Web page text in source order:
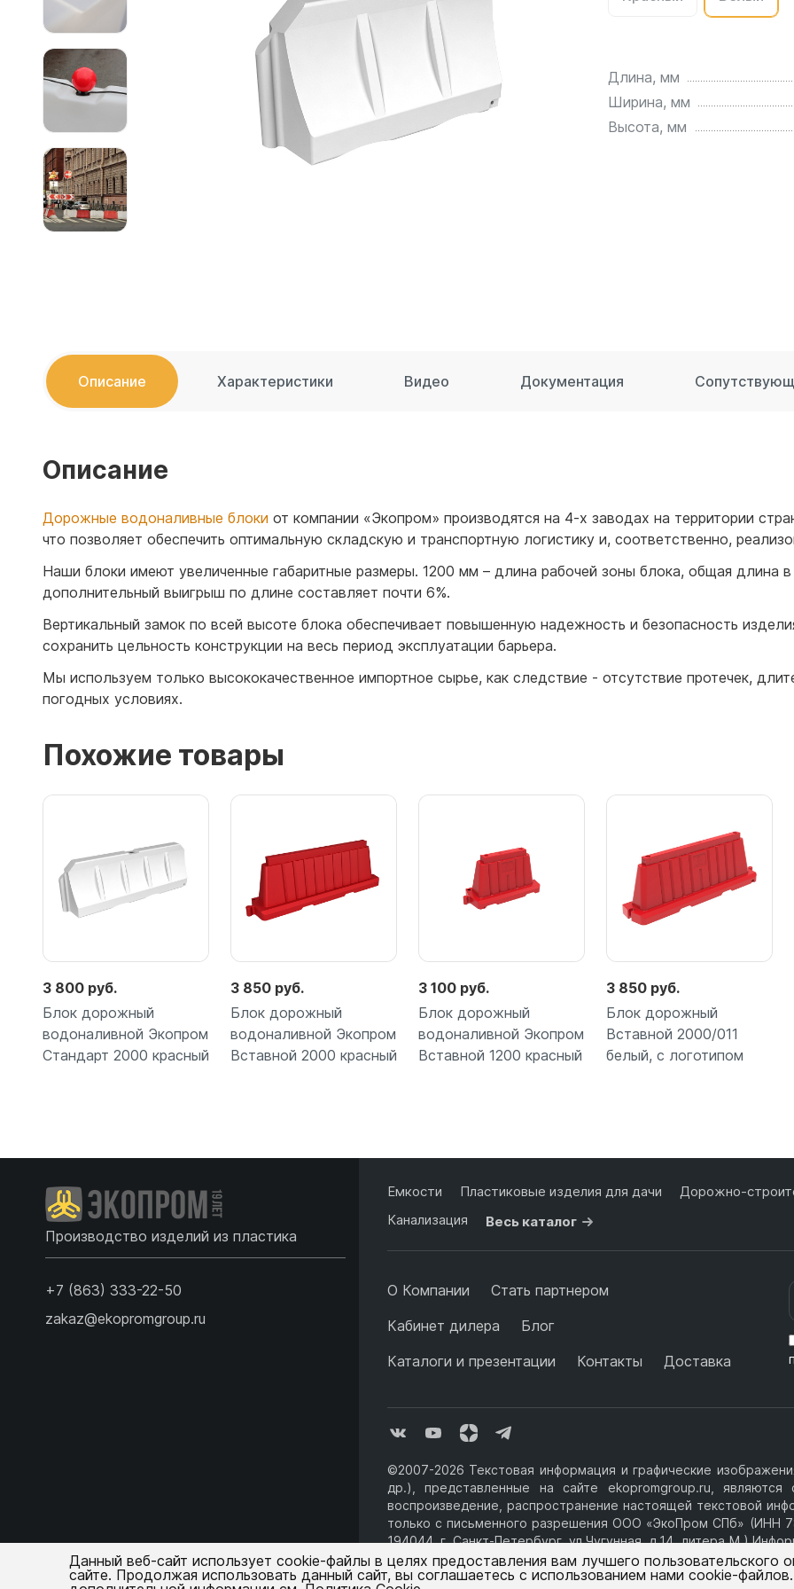
Емкости для воды 4500 литров
Емкости для воды 4000 литров
Емкости для воды 3000 литров
Емкости для воды 2500 литров
Емкости для воды 2000 литров
Емкости для воды 1500 литров
Емкости для воды 1000 литров
Емкости для воды 75 литров
ЦКТ для ферментации
Длина, мм
Ширина, мм
Высота, мм
Описание Характеристики Видео Документация
Описание
Дорожные водоналивные блоки от компании «Экопром» производятся на 4-х заводах на территории
что позволяет обеспечить оптимальную складскую и транспортную логистику и, соответственно,
Наши блоки имеют увеличенные габаритные размеры. 1200 мм – длина рабочей зоны блока, общая длина
дополнительный выигрыш по длине составляет почти 6%.
Вертикальный замок по всей высоте блока обеспечивает повышенную надежность и безопасность
сохранить цельность конструкции на весь период эксплуатации барьера.
Мы используем только высококачественное импортное сырье, как следствие - отсутствие протечек,
погодных условиях.
Похожие товары
3 800 руб.
Блок дорожный
водоналивной Экопром
Стандарт 2000 красный
3 850 руб.
Блок дорожный
водоналивной Экопром
Вставной 2000 красный
3 100 руб.
Блок дорожный
водоналивной Экопром
Вставной 1200 красный
3 850 руб.
Блок дорожный
Вставной 2000/011
белый, с логотипом
Производство изделий из пластика
+7 (863) 333-22-50
zakaz@ekopromgroup.ru
Емкости Пластиковые изделия для дачи Дорожно-
Канализация
Весь каталог
О Компании
Стать партнером
Кабинет дилера
Блог
Каталоги и презентации
Контакты Доставка
©2007-2026 Текстовая информация и графические
др.), представленные на сайте ekopromgroup.ru,
воспроизведение, распространение настоящей текстовой
только с письменного разрешения ООО «ЭкоПром СПб» (ИНН
194044, г. Санкт-Петербург, ул.Чугунная, д.14, литера М.)
офертой.
Данный веб-сайт использует cookie-файлы в целях предоставления вам лучшего пользовательского
сайте. Продолжая использовать данный сайт, вы соглашаетесь с использованием нами cookie-